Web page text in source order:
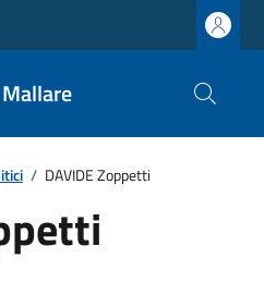
/ DAVIDE Zoppetti